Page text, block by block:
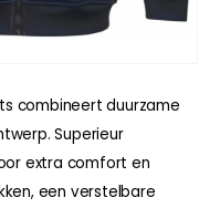
combineert duurzame
Superieur
extra comfort en
een verstelbare